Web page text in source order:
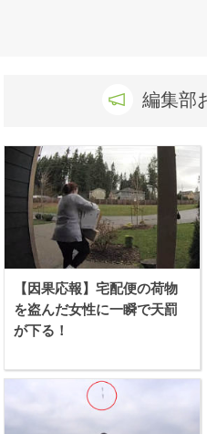
編集部
【因果応報】宅配便の荷物
を盗んだ女性に一瞬で天罰
が下る！